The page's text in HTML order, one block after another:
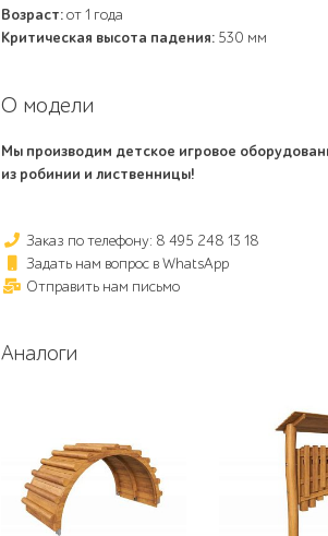
Возраст:от 1 года
Критическая высота падения: 530 мм
О модели
Мы производим детское игровое
из робинии и лиственницы!
Заказ по телефону: 8 495 248 13 18
Задать нам вопрос в WhatsApp
Отправить нам письмо
Аналоги